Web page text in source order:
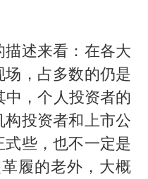
述来看：在各大
，占多数的仍是
，个人投资者的
投资者和上市公
些，也不一定是
履的老外，大概